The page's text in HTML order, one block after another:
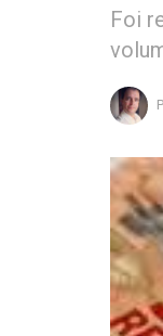
Foi